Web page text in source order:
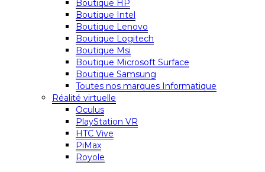
Boutique HP
Boutique Intel
Boutique Lenovo
Boutique Logitech
Boutique Msi
Boutique Microsoft Surface
Boutique Samsung
Toutes nos marques Informatique
Réalité virtuelle
Oculus
PlayStation VR
HTC Vive
PiMax
Royole